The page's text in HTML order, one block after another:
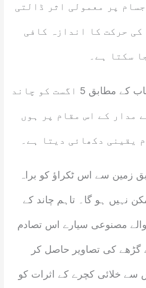
پر معمولی اثر ڈالتی
کی حرکت کا اندازہ کافی
سکتا ہے۔
اور موجودہ حساب کے مطابق 5 اگست کو چاند
مدار کے اس مقام پر ہوں
یقینی دکھائی دیتا ہے۔
زمین سے اس ٹکراؤ کو براہ
نہیں ہو گا۔ تاہم چاند کے
مصنوعی سیارے اس تصادم
گڑھے کی تصاویر حاصل کر
خلائی کچرے کے اثرات کو